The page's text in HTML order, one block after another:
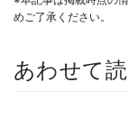
めご了承ください。
あわせて